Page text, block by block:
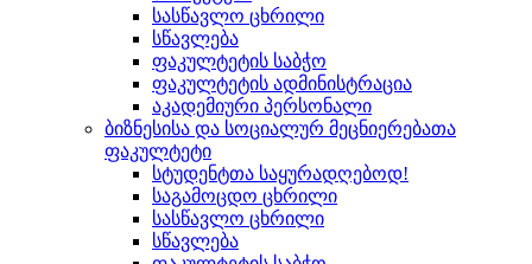
სასწავლო ცხრილი
სწავლება
ფაკულტეტის საბჭო
ფაკულტეტის ადმინისტრაცია
აკადემიური პერსონალი
ბიზნესისა და სოციალურ მეცნიერებათა
ფაკულტეტი
სტუდენტთა საყურადღებოდ!
საგამოცდო ცხრილი
სასწავლო ცხრილი
სწავლება